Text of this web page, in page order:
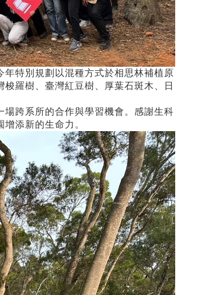
特別規劃以混種方式於相思林補植原
羅樹、臺灣紅豆樹、厚葉石斑木、日
跨系所的合作與學習機會。感謝生科
添新的生命力。